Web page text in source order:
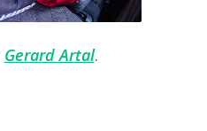
Gerard Artal.